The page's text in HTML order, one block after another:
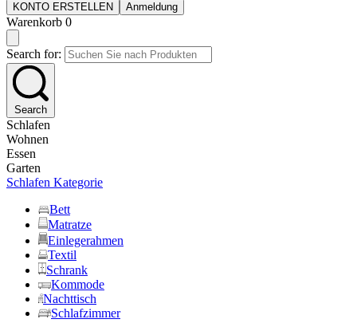
KONTO ERSTELLEN Anmeldung
Warenkorb 0
Search for:
Search
Schlafen
Wohnen
Essen
Garten
Schlafen Kategorie
Bett
Matratze
Einlegerahmen
Textil
Schrank
Kommode
Nachttisch
Schlafzimmer